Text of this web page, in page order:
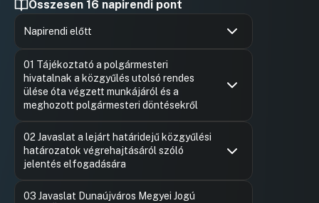
Összesen 16 napirendi pont
Napirendi előtt
01 Tájékoztató a polgármesteri
hivatalnak a közgyűlés utolsó rendes
ülése óta végzett munkájáról és a
meghozott polgármesteri döntésekről
02 Javaslat a lejárt határidejű közgyűlési
határozatok végrehajtásáról szóló
jelentés elfogadására
03 Javaslat Dunaújváros Megyei Jogú